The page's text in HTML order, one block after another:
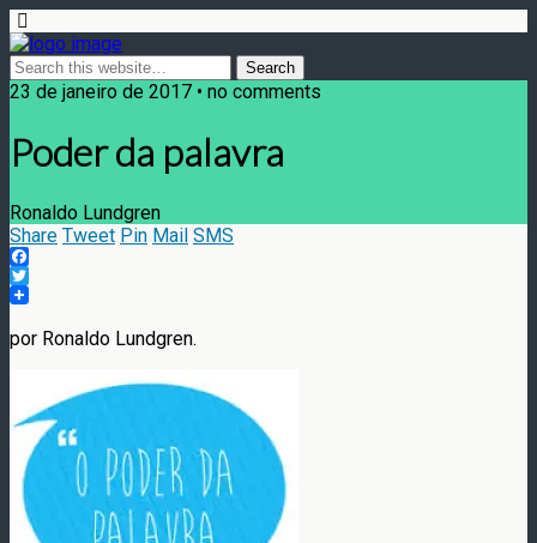
23 de janeiro de 2017 • no comments
Poder da palavra
Ronaldo Lundgren
Share Tweet Pin Mail SMS
Facebook
Twitter
por Ronaldo Lundgren.